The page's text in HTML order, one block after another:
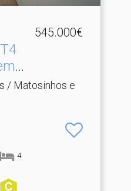
545.000€
/ Matosinhos e
4